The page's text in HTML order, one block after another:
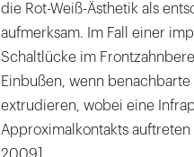
die Rot-Weiß-Ästhetik als
aufmerksam. Im Fall einer
Schaltlücke im
Einbußen, wenn
extrudieren, wobei eine
Approximalkontakts
2009].